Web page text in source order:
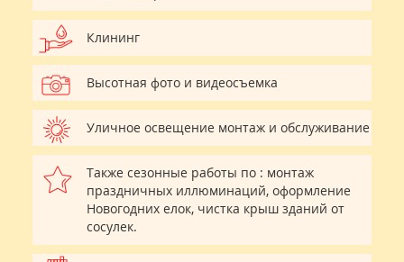
Клининг
Высотная фото и видеосъемка
Уличное освещение монтаж и обслуживание
Также сезонные работы по : монтаж
праздничных иллюминаций, оформление
Новогодних елок, чистка крыш зданий от
сосулек.